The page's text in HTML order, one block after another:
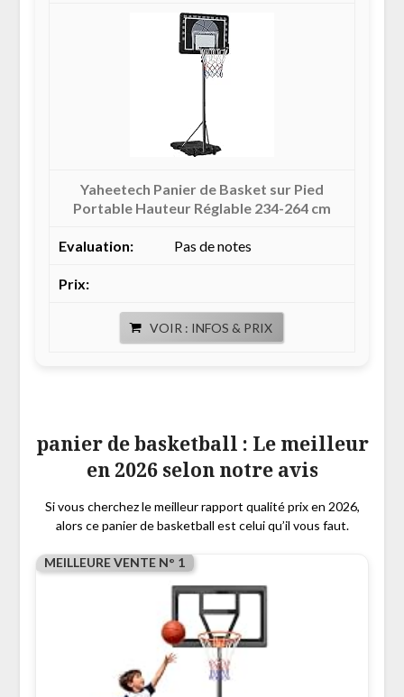
Yaheetech Panier de Basket sur Pied
Portable Hauteur Réglable 234-264 cm
Pas de notes
VOIR : INFOS & PRIX
panier de basketball : Le meilleur
en 2026 selon notre avis
Si vous cherchez le meilleur rapport qualité prix en 2026,
alors ce panier de basketball est celui qu’il vous faut.
MEILLEURE VENTE N° 1